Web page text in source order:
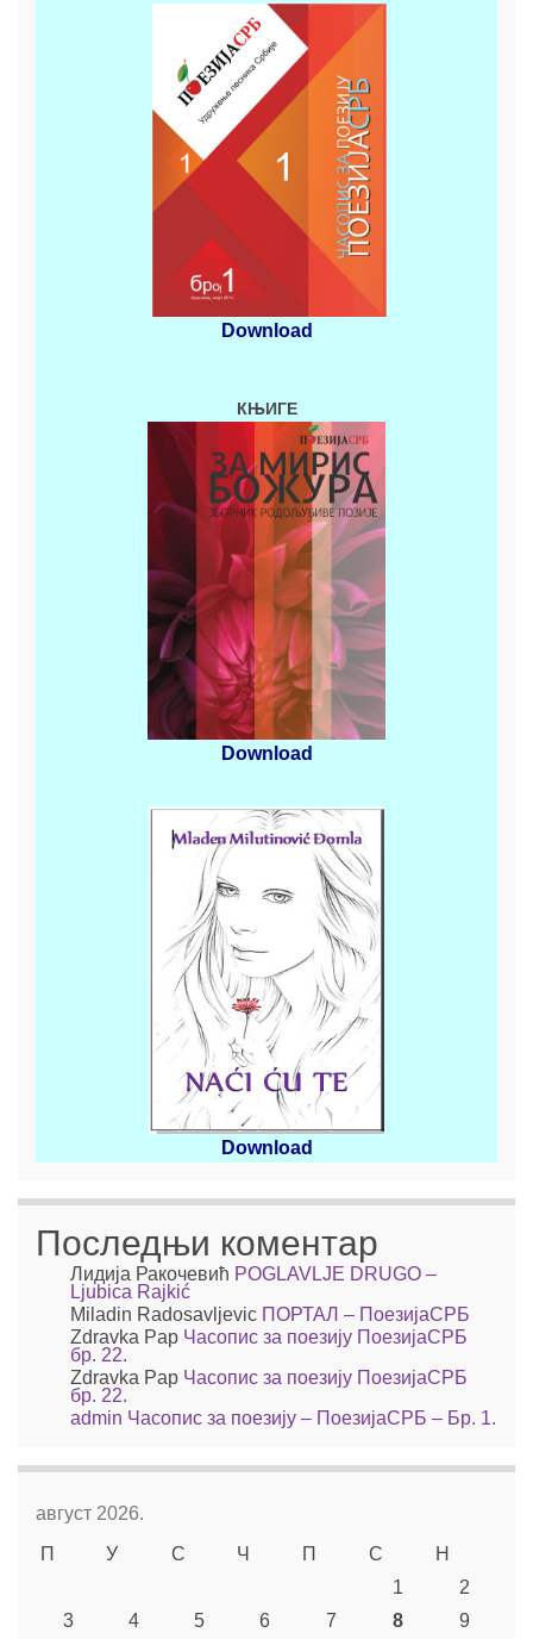
Download
КЊИГЕ
Download
Download
Последњи коментар
Лидија Ракочевић POGLAVLJE DRUGO –
Ljubica Rajkić
Miladin Radosavljevic ПОРТАЛ – ПоезијаСРБ
Zdravka Pap Часопис за поезију ПоезијаСРБ
бр. 22.
Zdravka Pap Часопис за поезију ПоезијаСРБ
бр. 22.
admin Часопис за поезију – ПоезијаСРБ – Бр. 1.
август 2026.
П
У С Ч П С
Н
1
2
3
4 5 6 7 8 9